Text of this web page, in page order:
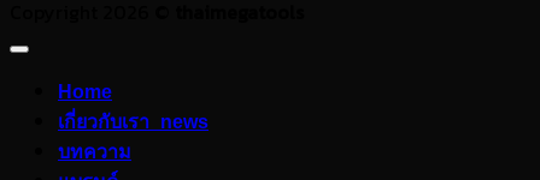
Home
เกี่ยวกับเรา_news
บทความ